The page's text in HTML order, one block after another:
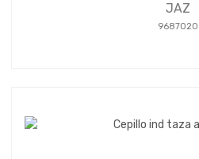
JAZ
9687020